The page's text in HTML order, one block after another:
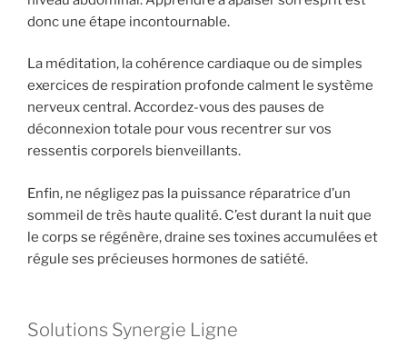
donc une étape incontournable.
La méditation, la cohérence cardiaque ou de simples
exercices de respiration profonde calment le système
nerveux central. Accordez-vous des pauses de
déconnexion totale pour vous recentrer sur vos
ressentis corporels bienveillants.
Enfin, ne négligez pas la puissance réparatrice d’un
sommeil de très haute qualité. C’est durant la nuit que
le corps se régénère, draine ses toxines accumulées et
régule ses précieuses hormones de satiété.
Solutions Synergie Ligne